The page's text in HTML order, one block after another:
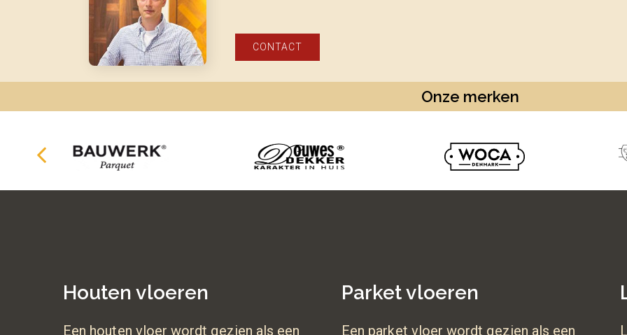
CONTACT
Onze merken
Houten vloeren
Een houten vloer wordt gezien als een
Parket vloeren
Een parket vloer wordt gezien als een